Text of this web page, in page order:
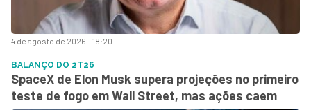
4 de agosto de 2026 - 18:20
BALANÇO DO 2T26
SpaceX de Elon Musk supera projeções no primeiro
teste de fogo em Wall Street, mas ações caem